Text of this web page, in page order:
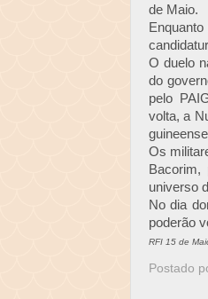
de Maio.
O duelo
do
pelo
volta, a
Os
universo
No dia
poderão
RFI 15 de
Postado